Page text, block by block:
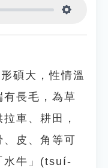
碩大，性情溫
長毛，為草
車、耕田，
、皮、角等可
水牛」(tsuí-